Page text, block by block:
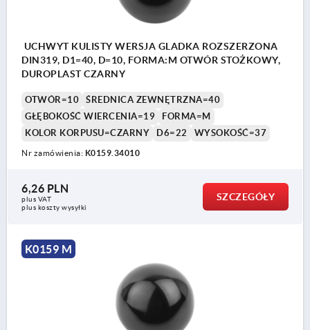
UCHWYT KULISTY WERSJA GLADKA ROZSZERZONA
DIN319, D1=40, D=10, FORMA:M OTWÓR STOŻKOWY,
DUROPLAST CZARNY
OTWÓR=10
ŚREDNICA ZEWNĘTRZNA=40
GŁĘBOKOŚĆ WIERCENIA=19
FORMA=M
KOLOR KORPUSU=CZARNY
D6=22 WYSOKOŚĆ=37
Nr zamówienia: K0159.34010
6,26 PLN
plus VAT
plus koszty wysyłki
SZCZEGÓŁY
K0159 M